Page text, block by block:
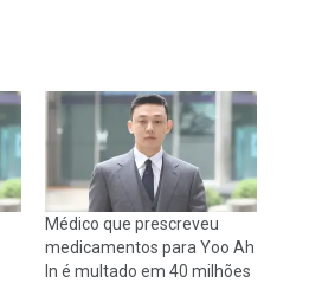
Médico que prescreveu
medicamentos para Yoo Ah
In é multado em 40 milhões